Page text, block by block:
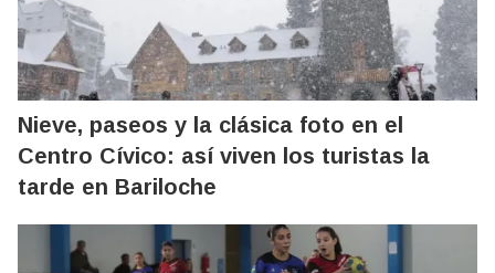
Nieve, paseos y la clásica foto en el
Centro Cívico: así viven los turistas la
tarde en Bariloche